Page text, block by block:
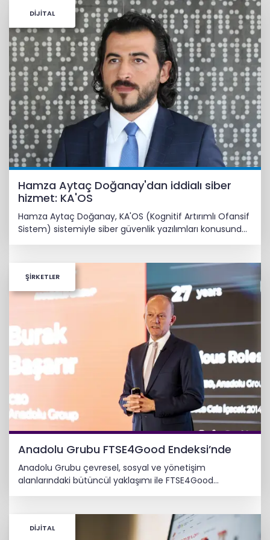
DİJİTAL
Hamza Aytaç Doğanay'dan iddialı siber
hizmet: KA'OS
Hamza Aytaç Doğanay, KA'OS (Kognitif Artırımlı Ofansif
Sistem) sistemiyle siber güvenlik yazılımları konusunda
iddialı.
ŞİRKETLER
Anadolu Grubu FTSE4Good Endeksi’nde
Anadolu Grubu çevresel, sosyal ve yönetişim
alanlarındaki bütüncül yaklaşımı ile FTSE4Good
DİJİTAL